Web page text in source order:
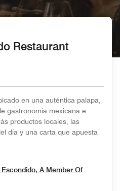
Restaurant
en una auténtica palapa,
gastronomía mexicana e
productos locales, las
día y una carta que apuesta
A Member Of